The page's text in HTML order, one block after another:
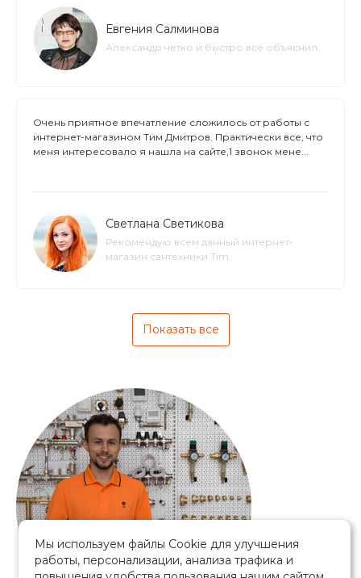
Евгения Салминова
Александр четко и быстро все объяснил.
Очень приятное впечатление сложилось от работы с
интернет-магазином Тим Дмитров. Практически все, что
меня интересовало я нашла на сайте,1 звонок мене...
Светлана Светикова
Рекомендую всем данный интернет-
магазин сантехники Tim.
Показать все
Мы используем файлы Cookie для улучшения
работы, персонализации, анализа трафика и